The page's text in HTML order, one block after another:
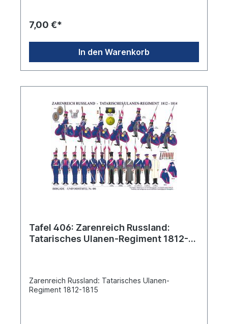
7,00 €*
In den Warenkorb
Tafel 406: Zarenreich Russland:
Tatarisches Ulanen-Regiment 1812-
Zarenreich Russland: Tatarisches Ulanen-
Regiment 1812-1815